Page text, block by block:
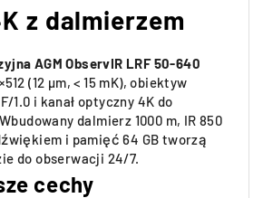
z dalmierzem
AGM ObservIR LRF 50-640
(12 µm, < 15 mK), obiektyw
1.0 i kanał optyczny 4K do
dalmierz 1000 m, IR 850
i pamięć 64 GB tworzą
do obserwacji 24/7.
cechy